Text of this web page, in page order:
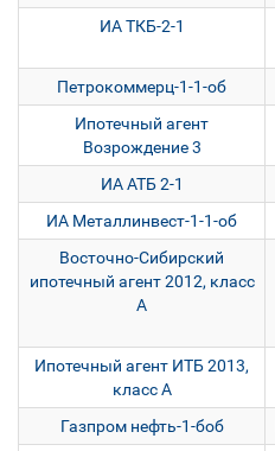
ИА ТКБ-2-1
Петрокоммерц-1-1-об
Ипотечный агент
Возрождение 3
ИА АТБ 2-1
ИА Металлинвест-1-1-об
Восточно-Сибирский
ипотечный агент 2012, класс
А
Ипотечный агент ИТБ 2013,
класс А
Газпром нефть-1-боб